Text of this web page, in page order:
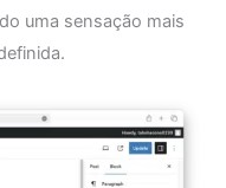
uma sensação mais